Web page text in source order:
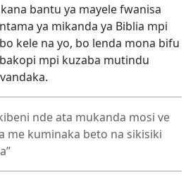
bantu ya mayele fwanisa
ya mikanda ya Biblia mpi
kele na yo, bo lenda mona bifu
mpi kuzaba mutindu
nde ata mukanda mosi ve
me kuminaka beto na sikisiki